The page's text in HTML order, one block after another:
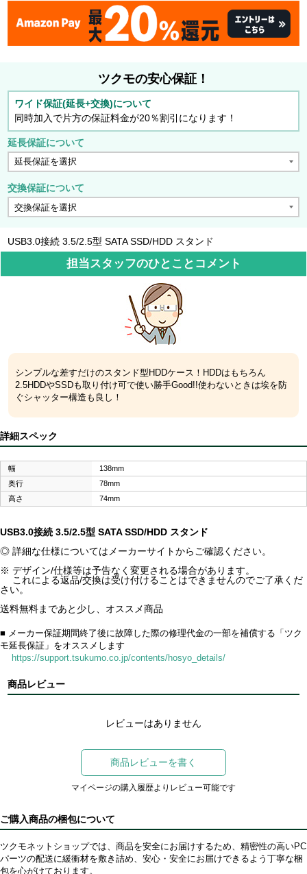
ツクモの安心保証！
ワイド保証(延長+交換)について
同時加入で片方の保証料金が20％割引になります！
延長保証について
交換保証について
USB3.0接続 3.5/2.5型 SATA SSD/HDD スタンド
担当スタッフのひとことコメント
シンプルな差すだけのスタンド型HDDケース！HDDはもちろん
2.5HDDやSSDも取り付け可で使い勝手Good!!使わないときは埃を防
ぐシャッター構造も良し！
詳細スペック
幅
138mm
奥行
78mm
高さ
74mm
USB3.0接続 3.5/2.5型 SATA SSD/HDD スタンド
◎ 詳細な仕様についてはメーカーサイトからご確認ください。
※ デザイン/仕様等は予告なく変更される場合があります。
これによる返品/交換は受け付けることはできませんのでご了承くだ
さい。
送料無料まであと少し、オススメ商品
■ メーカー保証期間終了後に故障した際の修理代金の一部を補償する「ツク
モ延長保証」をオススメします
https://support.tsukumo.co.jp/contents/hosyo_details/
商品レビュー
レビューはありません
商品レビューを書く
マイページの購入履歴よりレビュー可能です
ご購入商品の梱包について
ツクモネットショップでは、商品を安全にお届けするため、精密性の高いPC
パーツの配送に緩衝材を敷き詰め、安心・安全にお届けできるよう丁寧な梱
包を心がけております。